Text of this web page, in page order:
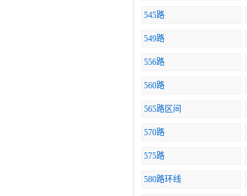
545路
549路
556路
560路
565路区间
570路
575路
580路环线